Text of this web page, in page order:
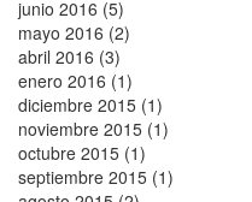
junio 2016 (5)
mayo 2016 (2)
abril 2016 (3)
enero 2016 (1)
diciembre 2015 (1)
noviembre 2015 (1)
octubre 2015 (1)
septiembre 2015 (1)